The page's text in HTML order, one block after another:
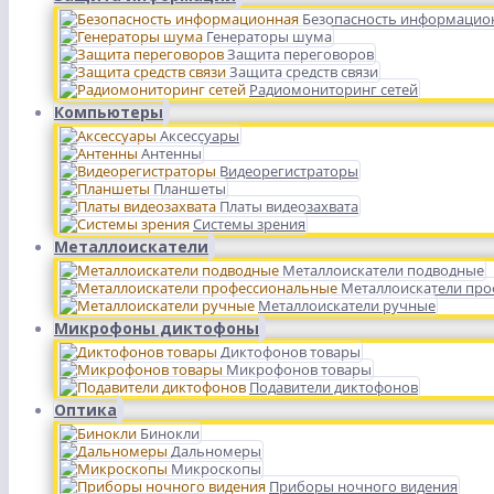
Безопасность
Генераторы шума
Защита переговоров
Защита средств связи
Радиомониторинг сетей
Компьютеры
Аксессуары
Антенны
Видеорегистраторы
Планшеты
Платы видеозахвата
Системы зрения
Металлоискатели
Металлоискатели подводные
Металлоискатели
Металлоискатели ручные
Микрофоны диктофоны
Диктофонов товары
Микрофонов товары
Подавители диктофонов
Оптика
Бинокли
Дальномеры
Микроскопы
Приборы ночного видения